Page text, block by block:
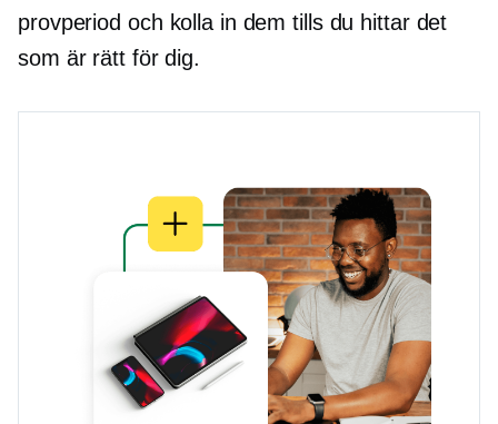
provperiod och kolla in dem tills du hittar det
som är rätt för dig.